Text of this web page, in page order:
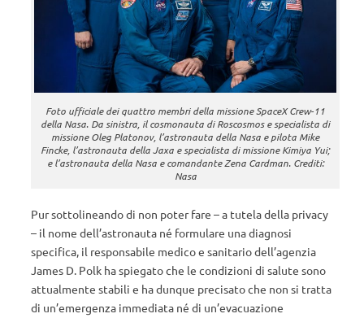
Foto ufficiale dei quattro membri della missione SpaceX Crew-11
della Nasa. Da sinistra, il cosmonauta di Roscosmos e specialista di
missione Oleg Platonov, l’astronauta della Nasa e pilota Mike
Fincke, l’astronauta della Jaxa e specialista di missione Kimiya Yui;
e l’astronauta della Nasa e comandante Zena Cardman. Crediti:
Nasa
Pur sottolineando di non poter fare – a tutela della privacy
– il nome dell’astronauta né formulare una diagnosi
specifica, il responsabile medico e sanitario dell’agenzia
James D. Polk ha spiegato che le condizioni di salute sono
attualmente stabili e ha dunque precisato che non si tratta
di un’emergenza immediata né di un’evacuazione